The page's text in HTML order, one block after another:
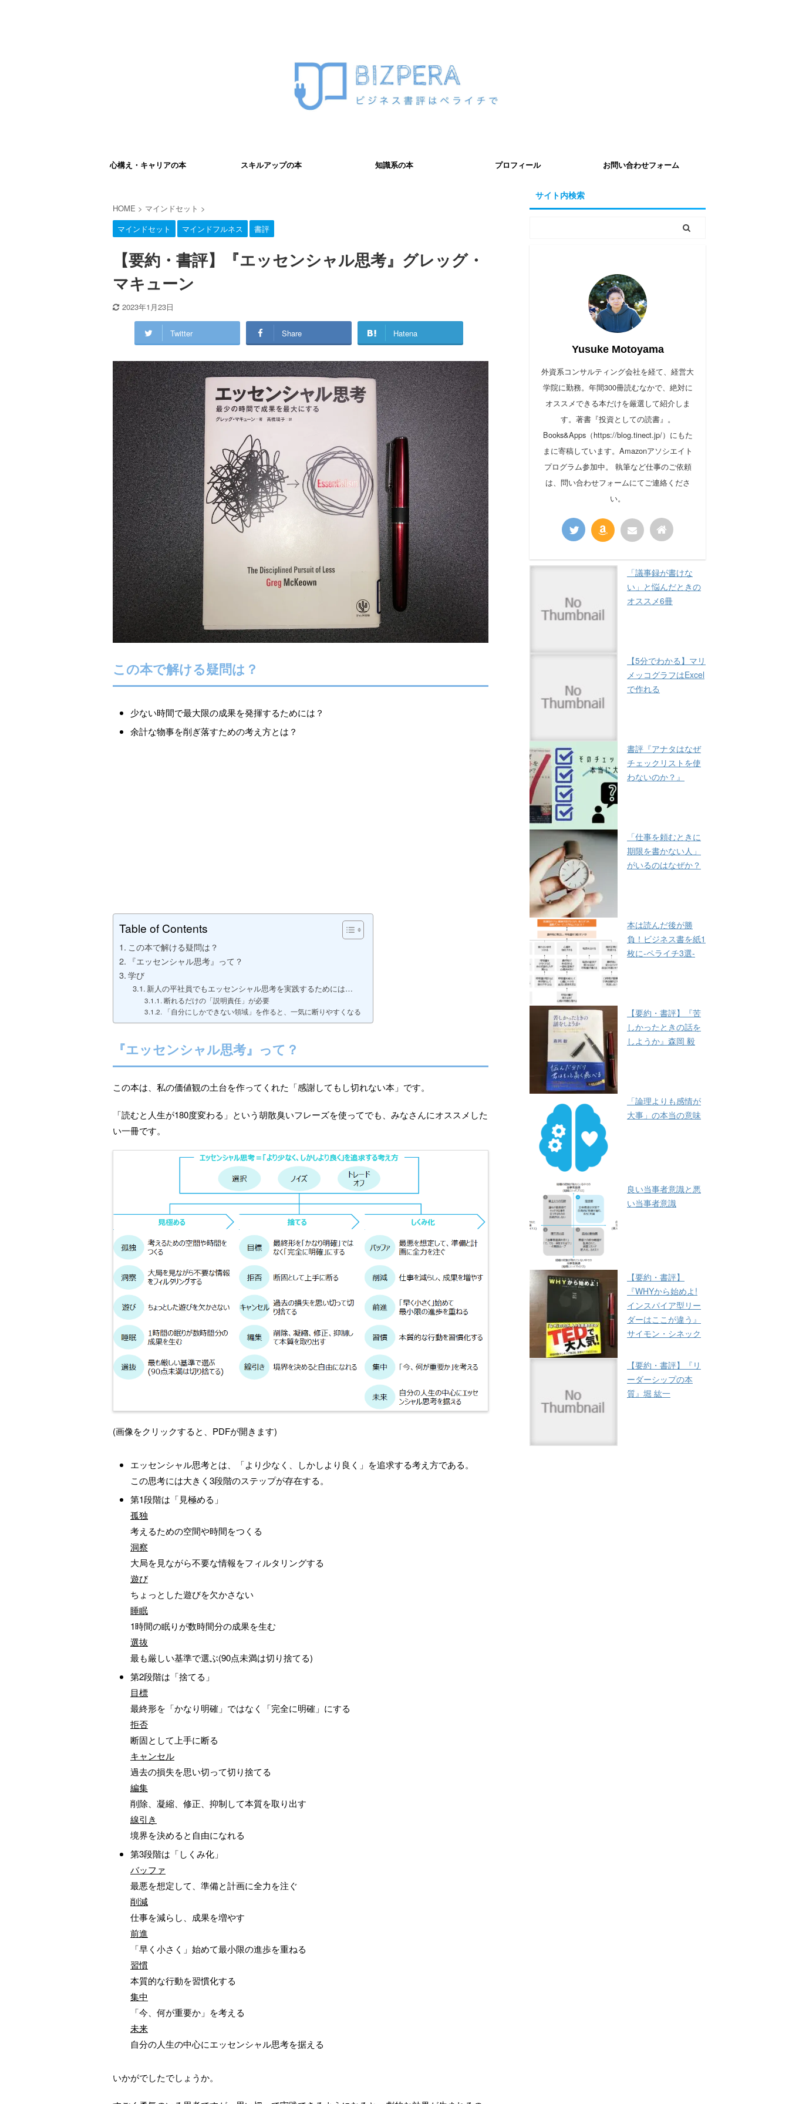
心構え・キャリアの本 スキルアップの本 知識系の本 プロフィール お問い合わせフォーム
HOME > マインドセット >
マインドセット
マインドフルネス 書評
【要約・書評】『エッセンシャル思考』グレッグ・
マキューン
2023年1月23日
Twitter Share Hatena
この本で解ける疑問は？
少ない時間で最大限の成果を発揮するためには？
余計な物事を削ぎ落すための考え方とは？
Table of Contents
この本で解ける疑問は？
『エッセンシャル思考』って？
学び
新人の平社員でもエッセンシャル思考を実践するためには…
断れるだけの「説明責任」が必要
「自分にしかできない領域」を作ると、一気に断りやすくなる
『エッセンシャル思考』って？
この本は、私の価値観の土台を作ってくれた「感謝してもし切れない本」です。
「読むと人生が180度変わる」という胡散臭いフレーズを使ってでも、みなさんにオススメした
い一冊です。
(画像をクリックすると、PDFが開きます)
エッセンシャル思考とは、「より少なく、しかしより良く」を追求する考え方である。
この思考には大きく3段階のステップが存在する。
第1段階は「見極める」
孤独
考えるための空間や時間をつくる
洞察
大局を見ながら不要な情報をフィルタリングする
遊び
ちょっとした遊びを欠かさない
睡眠
1時間の眠りが数時間分の成果を生む
選抜
最も厳しい基準で選ぶ(90点未満は切り捨てる)
第2段階は「捨てる」
目標
最終形を「かなり明確」ではなく「完全に明確」にする
拒否
断固として上手に断る
キャンセル
過去の損失を思い切って切り捨てる
編集
削除、凝縮、修正、抑制して本質を取り出す
線引き
境界を決めると自由になれる
第3段階は「しくみ化」
バッファ
最悪を想定して、準備と計画に全力を注ぐ
削減
仕事を減らし、成果を増やす
前進
「早く小さく」始めて最小限の進歩を重ねる
習慣
本質的な行動を習慣化する
集中
「今、何が重要か」を考える
未来
自分の人生の中心にエッセンシャル思考を据える
いかがでしたでしょうか。
サイト内検索
Yusuke Motoyama
外資系コンサルティング会社を経て、経営大
学院に勤務。年間300冊読むなかで、絶対に
オススメできる本だけを厳選して紹介しま
す。著書『投資としての読書』。
Books&Apps（https://blog.tinect.jp/）にもた
まに寄稿しています。Amazonアソシエイト
プログラム参加中。 執筆など仕事のご依頼
は、問い合わせフォームにてご連絡くださ
い。
「議事録が書けな
い」と悩んだときの
オススメ6冊
【5分でわかる】マリ
メッコグラフはExcel
で作れる
書評『アナタはなぜ
チェックリストを使
わないのか？』
「仕事を頼むときに
期限を書かない人」
がいるのはなぜか？
本は読んだ後が勝
負！ビジネス書を紙1
枚に-ペライチ3選-
【要約・書評】『苦
しかったときの話を
しようか』森岡 毅
「論理よりも感情が
大事」の本当の意味
良い当事者意識と悪
い当事者意識
【要約・書評】
『WHYから始めよ!
インスパイア型リー
ダーはここが違う』
サイモン・シネック
【要約・書評】『リ
ーダーシップの本
質』堀 紘一